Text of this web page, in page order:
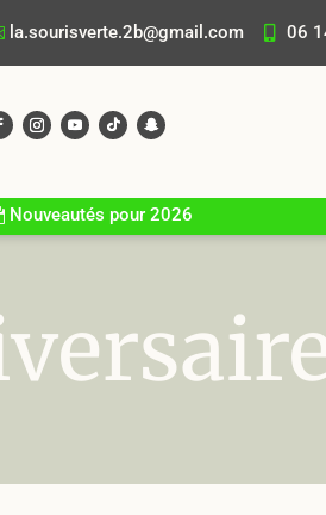
la.sourisverte.2b@gmail.com 06
Nouveautés pour 2026